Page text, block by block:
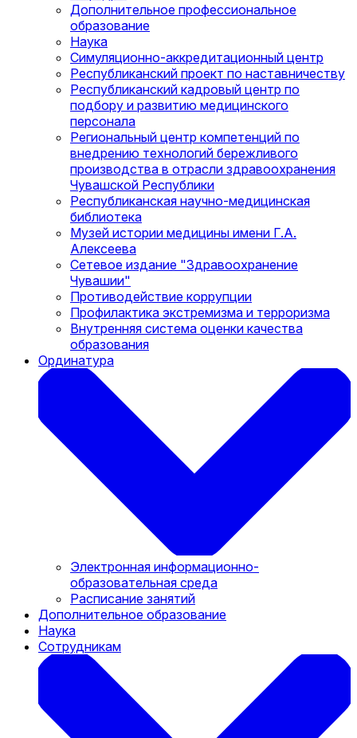
Дополнительное профессиональное
образование
Наука
Симуляционно-аккредитационный центр
Республиканский проект по наставничеству
Республиканский кадровый центр по
подбору и развитию медицинского
персонала
Региональный центр компетенций по
внедрению технологий бережливого
производства в отрасли здравоохранения
Чувашской Республики
Республиканская научно-медицинская
библиотека
Музей истории медицины имени Г.А.
Алексеева
Сетевое издание "Здравоохранение
Чувашии"
Противодействие коррупции
Профилактика экстремизма и терроризма
Внутренняя система оценки качества
образования
Ординатура
Электронная информационно-
образовательная среда
Расписание занятий
Дополнительное образование
Наука
Сотрудникам